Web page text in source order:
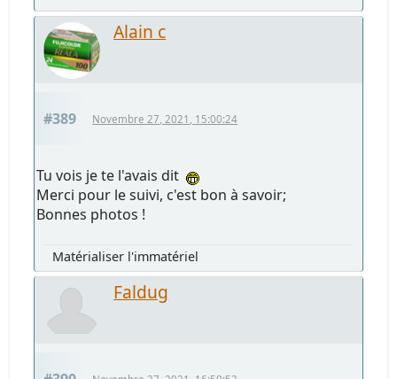
Alain c
#389 Novembre 27, 2021, 15:00:24
Tu vois je te l'avais dit
Merci pour le suivi, c'est bon à savoir;
Bonnes photos !
Matérialiser l'immatériel
Faldug